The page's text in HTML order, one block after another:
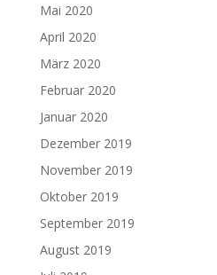
Mai 2020
April 2020
März 2020
Februar 2020
Januar 2020
Dezember 2019
November 2019
Oktober 2019
September 2019
August 2019